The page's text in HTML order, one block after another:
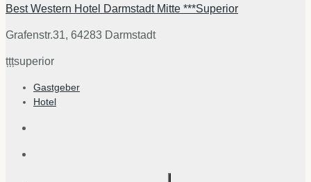
Best Western Hotel Darmstadt Mitte ***Superior
Grafenstr.31, 64283 Darmstadt
țțțsuperior
Gastgeber
Hotel